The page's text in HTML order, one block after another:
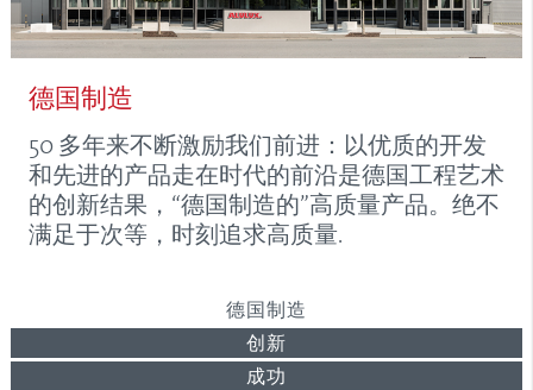
德国制造
50 多年来不断激励我们前进：以优质的开发
和先进的产品走在时代的前沿是德国工程艺术
的创新结果，“德国制造的”高质量产品。绝不
满足于次等，时刻追求高质量.
德国制造
创新
成功